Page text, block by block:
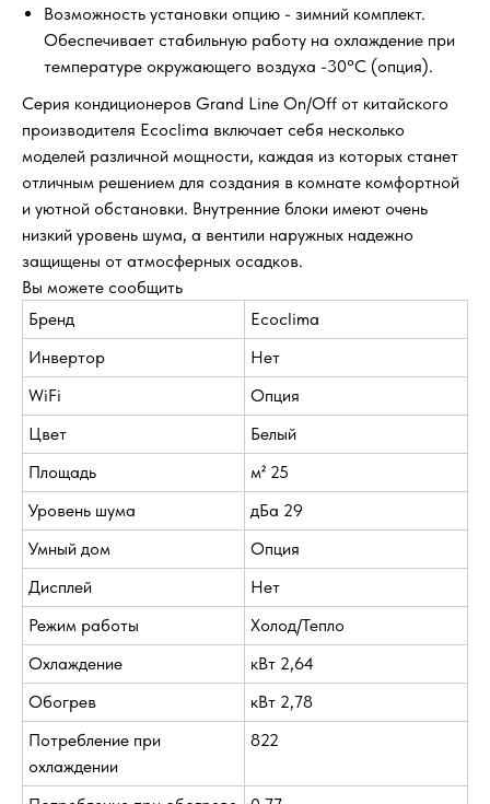
Возможность установки опцию - зимний комплект.
Обеспечивает стабильную работу на охлаждение при
температуре окружающего воздуха -30°С (опция).
Серия кондиционеров Grand Line On/Off от китайского
производителя Ecoclima включает себя несколько
моделей различной мощности, каждая из которых станет
отличным решением для создания в комнате комфортной
и уютной обстановки. Внутренние блоки имеют очень
низкий уровень шума, а вентили наружных надежно
защищены от атмосферных осадков.
Вы можете сообщить
Бренд
Ecoclima
Инвертор
Нет
WiFi
Опция
Цвет
Белый
Площадь
м² 25
Уровень шума
дБа 29
Умный дом
Опция
Дисплей
Нет
Режим работы
Холод/Тепло
Охлаждение
кВт 2,64
Обогрев
кВт 2,78
Потребление при
охлаждении
822